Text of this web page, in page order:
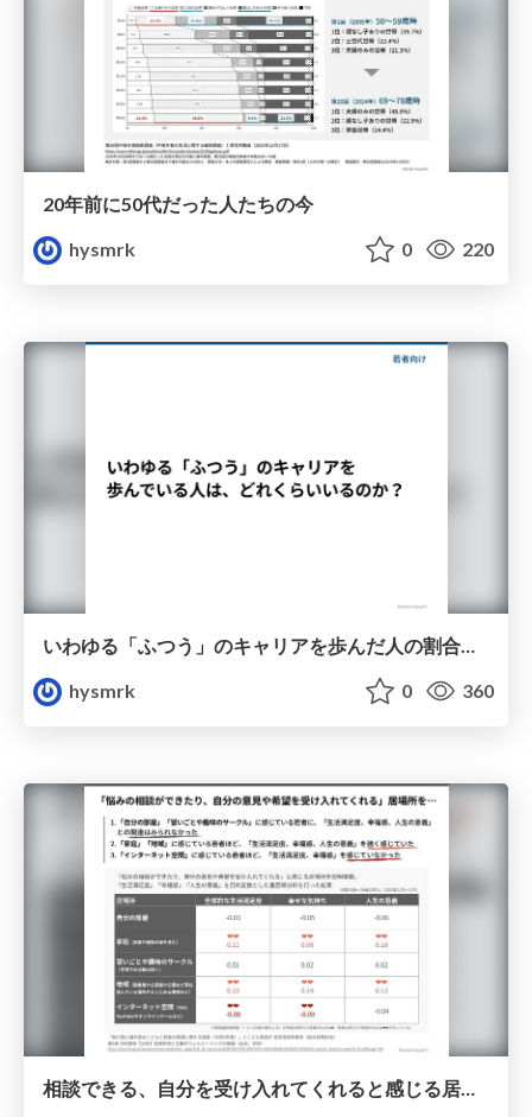
20年前に50代だった人たちの今
hysmrk
0 220
いわゆる「ふつう」のキャリアを歩んだ人の割合（若者向け）
hysmrk
0 360